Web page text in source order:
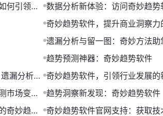
何引领潮
数据分析新体验：访问奇妙趋
奇妙趋势软件，提升商业洞察力
遗漏分析与留一图：奇妙方法助
趋势预测神器：奇妙趋势软件
漏分析及
奇妙趋势软件，引领行业发展的
市场变
趋势洞察新发现：奇妙趋势软件
奇妙趋势
奇妙趋势软件官网支持：获取技